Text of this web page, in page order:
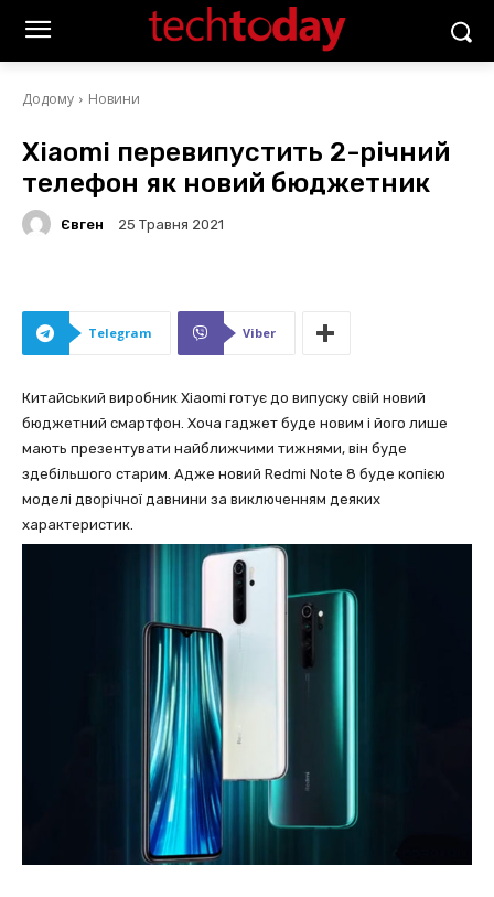
Додому Новини
Xiaomi перевипустить 2-річний
телефон як новий бюджетник
Євген 25 Травня 2021
Telegram Viber
Китайський виробник Xiaomi готує до випуску свій новий
бюджетний смартфон. Хоча гаджет буде новим і його лише
мають презентувати найближчими тижнями, він буде
здебільшого старим. Адже новий Redmi Note 8 буде копією
моделі дворічної давнини за виключенням деяких
характеристик.